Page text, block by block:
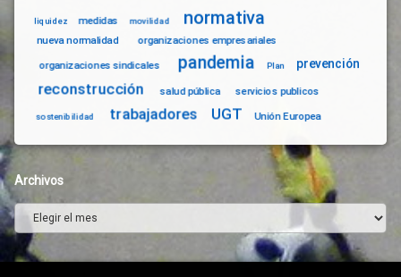
liquidez medidas movilidad normativa
nueva normalidad organizaciones empresariales
organizaciones sindicales pandemia Plan prevención
reconstrucción salud pública servicios publicos
sostenibilidad trabajadores UGT Unión Europea
Archivos
Archivos